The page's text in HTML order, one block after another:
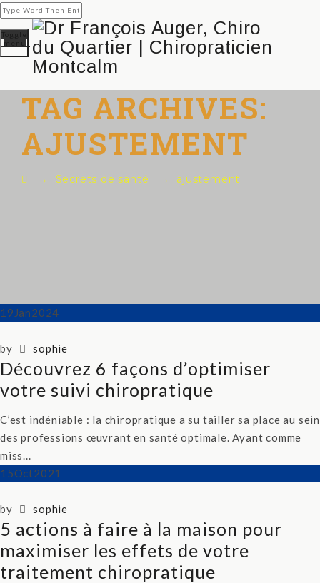
Toggle
TAG ARCHIVES:
AJUSTEMENT
→ Secrets de santé → ajustement
19 Jan2024
by sophie
Découvrez 6 façons d’optimiser
votre suivi chiropratique
C’est indéniable : la chiropratique a su tailler sa place au sein
des professions œuvrant en santé optimale. Ayant comme
miss...
15Oct2021
by sophie
5 actions à faire à la maison pour
maximiser les effets de votre
traitement chiropratique